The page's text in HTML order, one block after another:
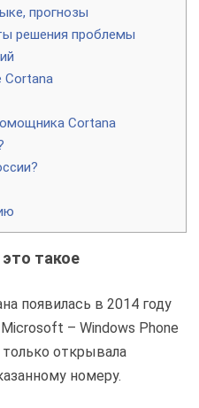
прогнозы
решения проблемы
Cortana
Cortana
такое
появилась в 2014 году
– Windows Phone
открывала
номеру.